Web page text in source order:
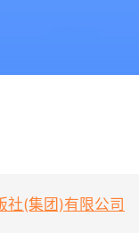
社(集团)有限公司